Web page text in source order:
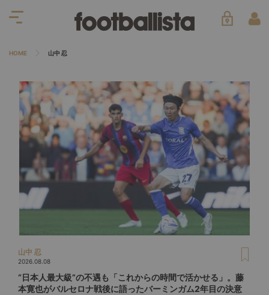
HOME 山中 忍
山中 忍
2026.08.08
“日本人最大級”の不遇も「これからの時間で活かせる」。藤
本寛也がバルセロナ戦後に語ったバーミンガム2年目の決意